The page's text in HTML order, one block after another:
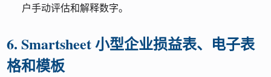
户手动评估和解释数字。
6. Smartsheet 小型企业损益表、电子表
格和模板